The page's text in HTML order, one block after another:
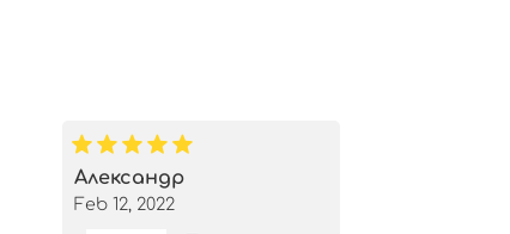
Александр
Feb 12, 2022